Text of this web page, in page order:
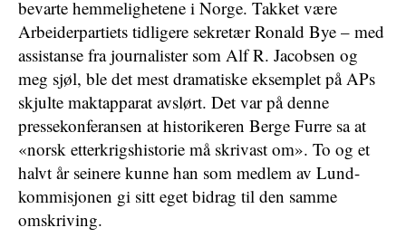
bevarte hemmelighetene i Norge. Takket være
Arbeiderpartiets tidligere sekretær Ronald Bye – med
assistanse fra journalister som Alf R. Jacobsen og
meg sjøl, ble det mest dramatiske eksemplet på APs
skjulte maktapparat avslørt. Det var på denne
pressekonferansen at historikeren Berge Furre sa at
«norsk etterkrigshistorie må skrivast om». To og et
halvt år seinere kunne han som medlem av Lund-
kommisjonen gi sitt eget bidrag til den samme
omskriving.